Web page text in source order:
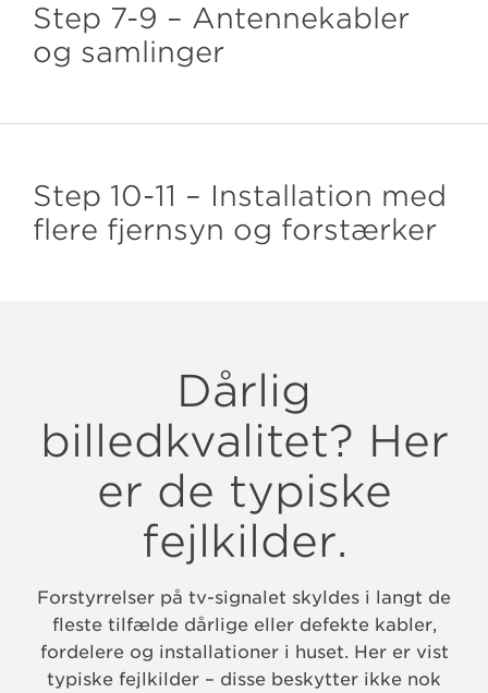
Step 7-9 – Antennekabler
og samlinger
Step 10-11 – Installation med
flere fjernsyn og forstærker
Dårlig
billedkvalitet? Her
er de typiske
fejlkilder.
Forstyrrelser på tv-signalet skyldes i langt de
fleste tilfælde dårlige eller defekte kabler,
fordelere og installationer i huset. Her er vist
typiske fejlkilder – disse beskytter ikke nok